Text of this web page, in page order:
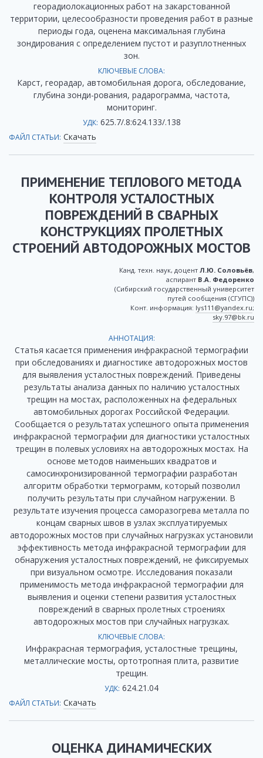
георадиолокационных работ на закарстованной
территории, целесообразности проведения работ в разные
периоды года, оценена максимальная глубина
зондирования с определением пустот и разуплотненных
зон.
КЛЮЧЕВЫЕ СЛОВА:
Карст, георадар, автомобильная дорога, обследование,
глубина зонди-рования, радарограмма, частота,
мониторинг.
УДК: 625.7/.8:624.133/.138
ФАЙЛ СТАТЬИ: Скачать
ПРИМЕНЕНИЕ ТЕПЛОВОГО МЕТОДА
КОНТРОЛЯ УСТАЛОСТНЫХ
ПОВРЕЖДЕНИЙ В СВАРНЫХ
КОНСТРУКЦИЯХ ПРОЛЕТНЫХ
СТРОЕНИЙ АВТОДОРОЖНЫХ МОСТОВ
Канд. техн. наук, доцент Л.Ю. Соловьёв,
аспирант В.А. Федоренко
(Сибирский государственный университет
путей сообщения (СГУПС))
Конт. информация: lys111@yandex.ru;
sky.97@bk.ru
АННОТАЦИЯ:
Статья касается применения инфракрасной термографии
при обследованиях и диагностике автодорожных мостов
для выявления усталостных повреждений. Приведены
результаты анализа данных по наличию усталостных
трещин на мостах, расположенных на федеральных
автомобильных дорогах Российской Федерации.
Сообщается о результатах успешного опыта применения
инфракрасной термографии для диагностики усталостных
трещин в полевых условиях на автодорожных мостах. На
основе методов наименьших квадратов и
самосинхронизированной термографии разработан
алгоритм обработки термограмм, который позволил
получить результаты при случайном нагружении. В
результате изучения процесса саморазогрева металла по
концам сварных швов в узлах эксплуатируемых
автодорожных мостов при случайных нагрузках установили
эффективность метода инфракрасной термографии для
обнаружения усталостных повреждений, не фиксируемых
при визуальном осмотре. Исследования показали
применимость метода инфракрасной термографии для
выявления и оценки степени развития усталостных
повреждений в сварных пролетных строениях
автодорожных мостов при случайных нагрузках.
КЛЮЧЕВЫЕ СЛОВА:
Инфракрасная термография, усталостные трещины,
металлические мосты, ортотропная плита, развитие
трещин.
УДК: 624.21.04
ФАЙЛ СТАТЬИ: Скачать
ОЦЕНКА ДИНАМИЧЕСКИХ